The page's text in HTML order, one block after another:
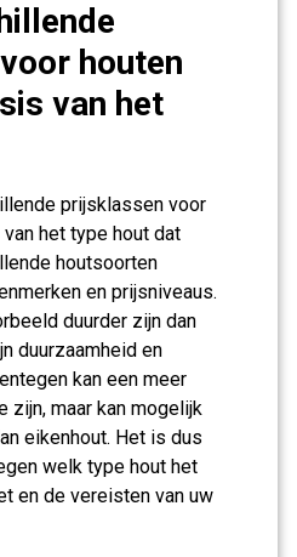
houten
van het
prijsklassen voor
het type hout dat
houtsoorten
en prijsniveaus.
duurder zijn dan
duurzaamheid en
kan een meer
zijn, maar kan mogelijk
eikenhout. Het is dus
welk type hout het
en de vereisten van uw